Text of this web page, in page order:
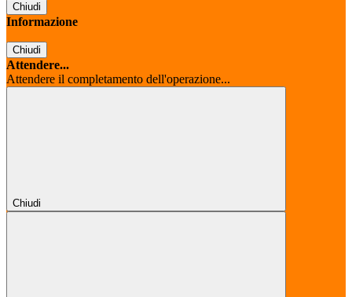
Chiudi
Informazione
Chiudi
Attendere...
Attendere il completamento dell'operazione...
Chiudi